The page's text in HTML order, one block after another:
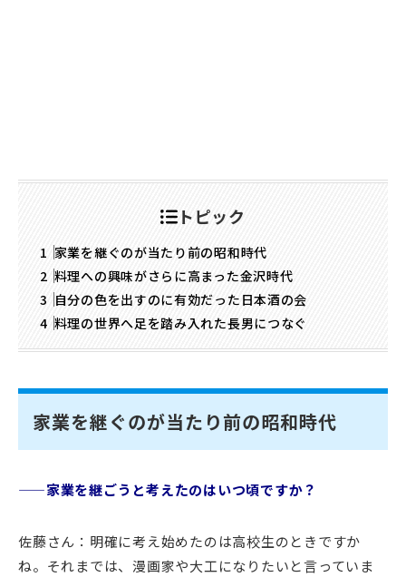
トピック
家業を継ぐのが当たり前の昭和時代
料理への興味がさらに高まった金沢時代
自分の色を出すのに有効だった日本酒の会
料理の世界へ足を踏み入れた長男につなぐ
家業を継ぐのが当たり前の昭和時代
——家業を継ごうと考えたのはいつ頃ですか？
佐藤さん：明確に考え始めたのは高校生のときですか
ね。それまでは、漫画家や大工になりたいと言っていま